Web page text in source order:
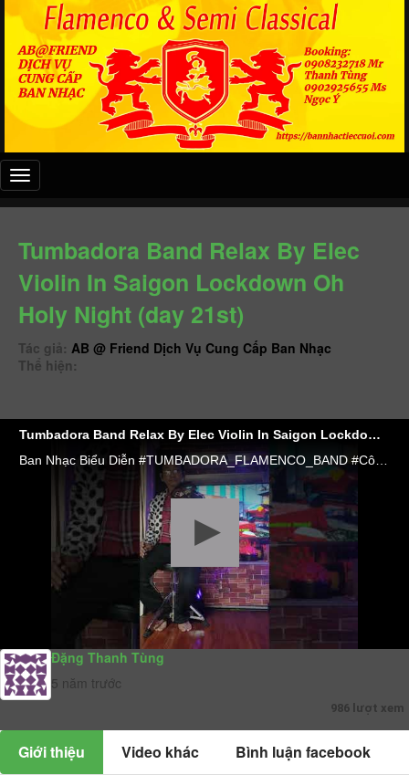
Đây
là
menu
Tumbadora Band Relax By Elec
Violin In Saigon Lockdown Oh
Holy Night (day 21st)
Tác giả: AB @ Friend Dịch Vụ Cung Cấp Ban Nhạc
Thể hiện:
Tumbadora Band Relax By Elec Violin In Saigon Lockdown Oh Holy Night (day 21st)
Đặng Thanh Tùng
5 năm trước
986 lượt xem
Giới thiệu Video khác Bình luận facebook